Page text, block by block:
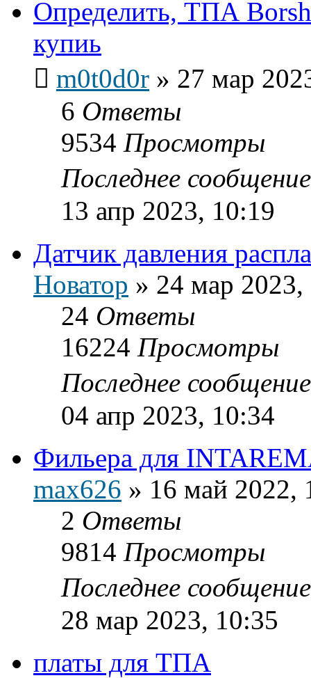
Определить, ТПА
купиь
m0t0d0r » 27 мар
6 Ответы
9534 Просмотры
Последнее
13 апр 2023, 10:19
Датчик давления
Новатор » 24 мар 2023,
24 Ответы
16224 Просмотры
Последнее
04 апр 2023, 10:34
Фильера для
max626 » 16 май 2022,
2 Ответы
9814 Просмотры
Последнее
28 мар 2023, 10:35
платы для ТПА